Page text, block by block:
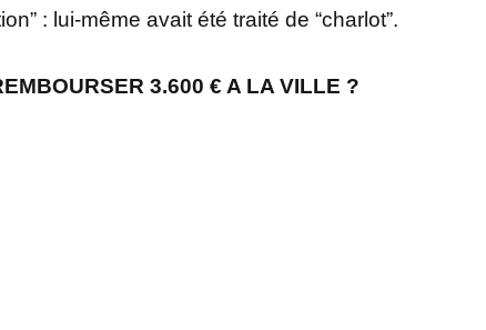
: lui-même avait été traité de “charlot”.
3.600 € A LA VILLE ?